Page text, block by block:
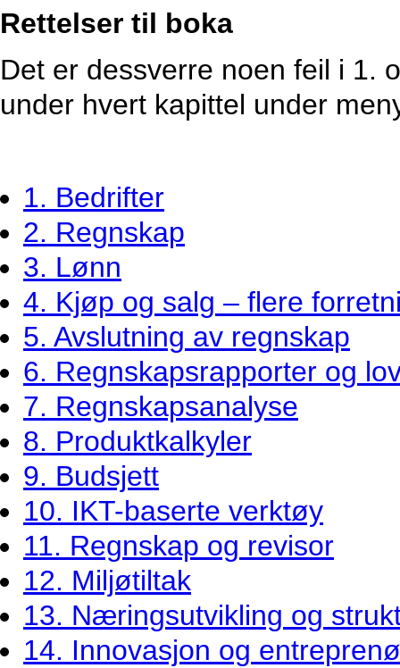
Rettelser til boka
Det er dessverre noen feil i 1.
under hvert kapittel under
1. Bedrifter
2. Regnskap
3. Lønn
4. Kjøp og salg – flere
5. Avslutning av regnskap
6. Regnskapsrapporter og
7. Regnskapsanalyse
8. Produktkalkyler
9. Budsjett
10. IKT-baserte verktøy
11. Regnskap og revisor
12. Miljøtiltak
13. Næringsutvikling og
14. Innovasjon og